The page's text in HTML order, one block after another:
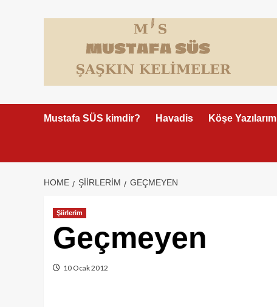
Mustafa SÜS kimdir? Havadis Köşe Yazılarım
HOME ŞIIRLERIM GEÇMEYEN
Şiirlerim
Geçmeyen
10 Ocak 2012